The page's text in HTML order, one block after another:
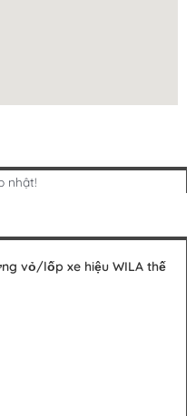
nhật!
vỏ/lốp xe hiệu WILA thế